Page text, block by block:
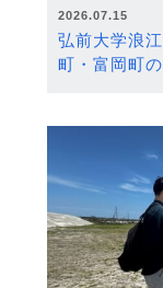
2026.07.15
弘前大学浪
町・富岡町